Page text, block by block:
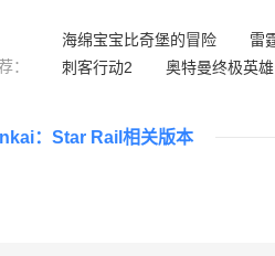
：
海绵宝宝比奇堡的冒险 雷
刺客行动2
奥特曼终极英雄
：Star Rail​相关版本